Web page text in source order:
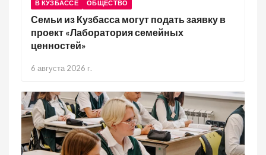
В КУЗБАССЕ ОБЩЕСТВО
Семьи из Кузбасса могут подать заявку в
проект «Лаборатория семейных
ценностей»
6 августа 2026 г.